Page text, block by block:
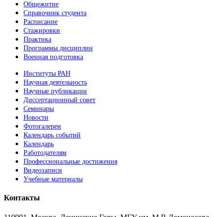
Общежитие
Справочник студента
Расписание
Стажировки
Практика
Программы дисциплин
Военная подготовка
Институты РАН
Научная деятельность
Научные публикации
Диссертационный совет
Семинары
Новости
Фотогалереи
Календарь событий
Календарь
Работодателям
Профессиональные достижения
Видеозаписи
Учебные материалы
Контакты